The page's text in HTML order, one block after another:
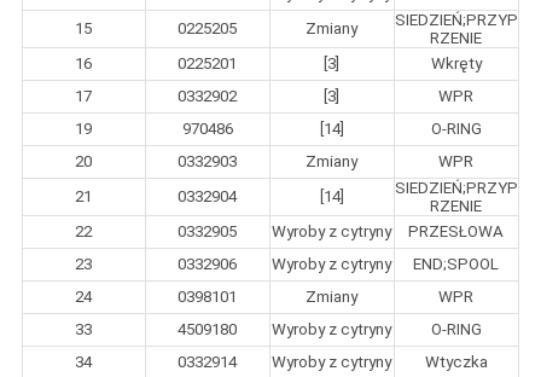
15
0225205 Zmiany
SIEDZIEŃ;PRZYP
RZENIE
16
0225201 [3]
Wkręty
17
0332902 [3]
WPR
19
970486 [14]
O-RING
20
0332903 Zmiany
WPR
21
0332904 [14]
SIEDZIEŃ;PRZYP
RZENIE
22
0332905 Wyroby z cytryny
PRZESŁOWA
23
0332906 Wyroby z cytryny
END;SPOOL
24
0398101 Zmiany
WPR
33
4509180 Wyroby z cytryny
O-RING
34
0332914 Wyroby z cytryny
Wtyczka